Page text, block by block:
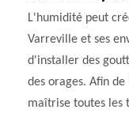
L'humidité peut
Varreville et ses
d'installer des
des orages. Afin
maîtrise toutes les